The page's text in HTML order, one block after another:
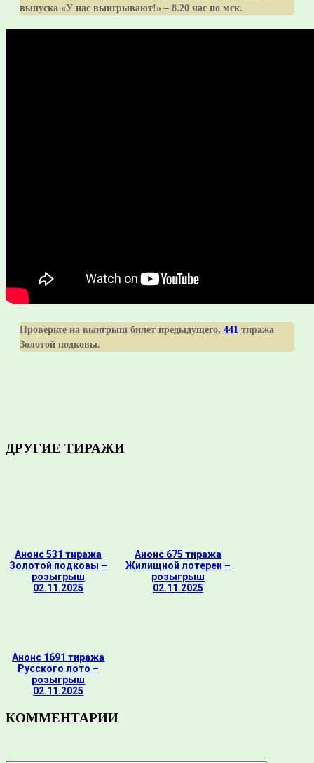
выпуска «У нас выигрывают!» – 8.20 час по мск.
Проверьте на выигрыш билет предыдущего, 441 тиража
Золотой подковы.
ДРУГИЕ ТИРАЖИ
Анонс 531 тиража
Золотой подковы –
розыгрыш
02.11.2025
Анонс 675 тиража
Жилищной лотереи –
розыгрыш
02.11.2025
Анонс 1691 тиража
Русского лото –
розыгрыш
02.11.2025
КОММЕНТАРИИ